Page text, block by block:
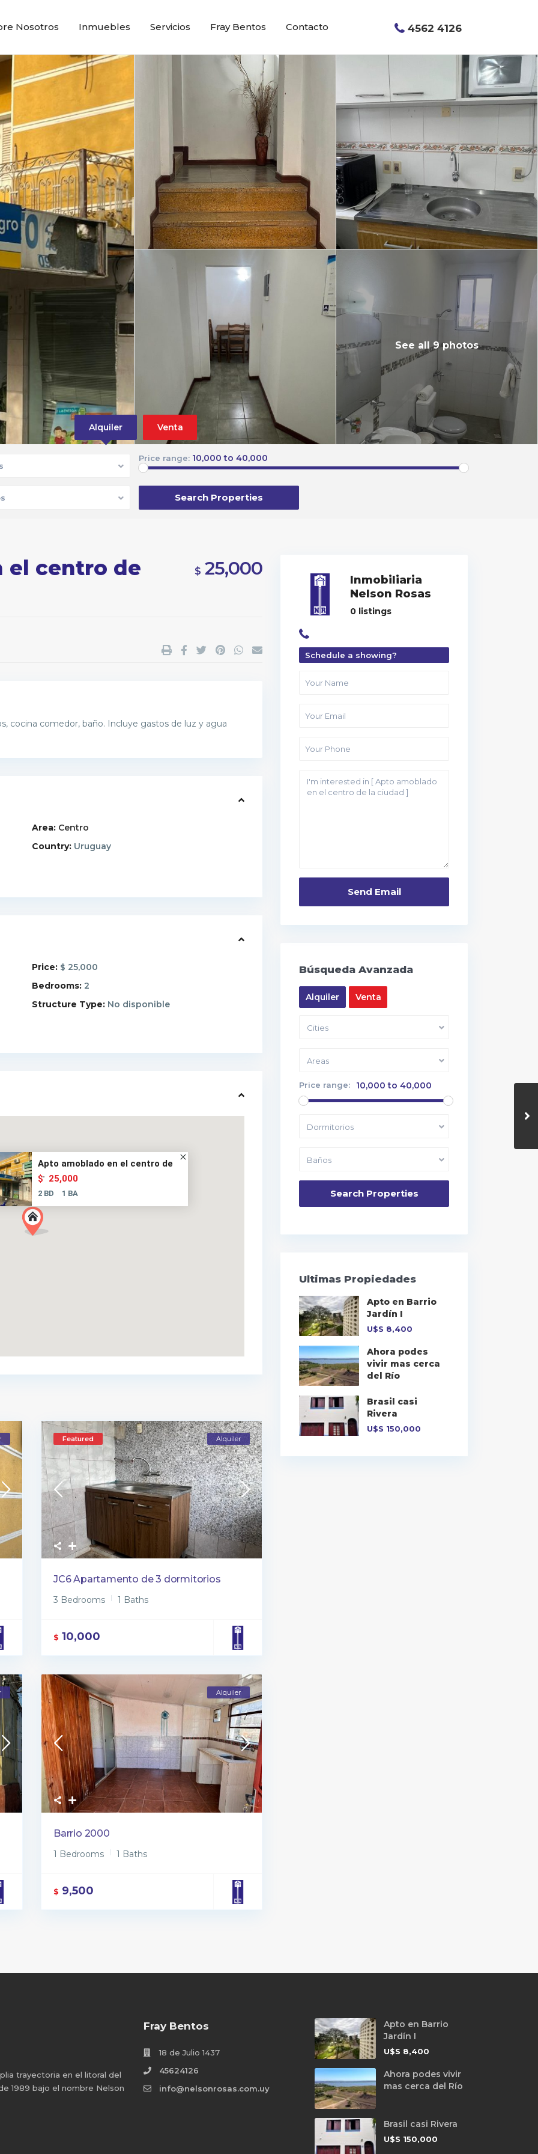
4562 4126
Nosotros Inmuebles Servicios Fray Bentos Contacto
See all 9 photos
Alquiler Venta
Price range: 10,000 to 40,000
el centro de $ 25,000
cocina comedor, baño. Incluye gastos de luz y agua
Area: Centro
Country: Uruguay
Price: $ 25,000
Bedrooms: 2
Structure Type: No disponible
Apto amoblado en el centro de
...
$ 25,000
2 BD 1 BA
Featured Alquiler
JC6 Apartamento de 3 dormitorios
3 Bedrooms 1 Baths
$ 10,000
Alquiler
Barrio 2000
1 Bedrooms 1 Baths
$ 9,500
Inmobiliaria
Nelson Rosas
0 listings
Schedule a showing?
Búsqueda Avanzada
Alquiler Venta
Cities
Areas
Price range: 10,000 to 40,000
Dormitorios
Baños
Ultimas Propiedades
Apto en Barrio
Jardín I
U$S 8,400
Ahora podes
vivir mas cerca
del Río
Brasil casi
Rivera
U$S 150,000
trayectoria en el litoral del
1989 bajo el nombre Nelson
Fray Bentos
18 de Julio 1437
45624126
info@nelsonrosas.com.uy
Apto en Barrio
Jardín I
U$S 8,400
Ahora podes vivir
mas cerca del Río
Brasil casi Rivera
U$S 150,000